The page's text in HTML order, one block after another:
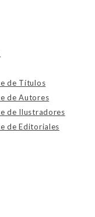
de Títulos
de Autores
de Ilustradores
de Editoriales